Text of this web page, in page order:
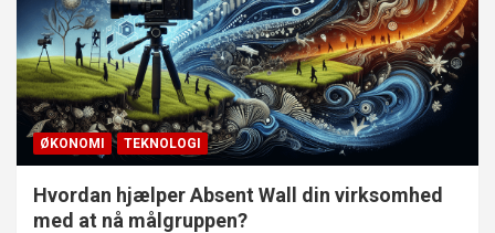
ØKONOMI TEKNOLOGI
Hvordan hjælper Absent Wall din virksomhed
med at nå målgruppen?